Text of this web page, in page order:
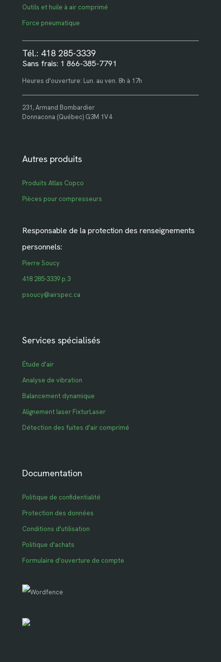
Outils et huile à air comprimé
Force pneumatique
Tél.: 418 285-3339
Sans frais: 1 866-385-7791
Heures d'ouverture: Lun. au ven. 8h à 17h
231, Armand Bombardier
Donnacona (Québec) G3M 1V4
Autres produits
Produits Atlas Copco
Pièces pour compresseurs
Responsable de la protection des renseignements
personnels:
Pierre Soucy
418 285-3339 p.3
psoucy@airspec.ca
Services spécialisés
Étude d'air
Analyse de vibration
Balancement dynamique
Alignement laser FixturLaser
Détection des fuites d'air comprimé
Documentation
Politique de confidentialité
Protection des données
Conditions d'utilisation
Politique d'achats
Formulaire d'ouverture de compte